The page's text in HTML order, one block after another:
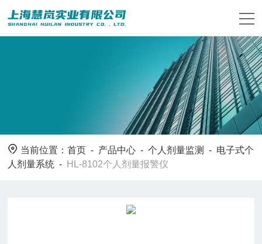
当前位置：首页 - 产品中心 -个人剂量监测 - 电子式个
人剂量系统 - HL-8102个人剂量报警仪